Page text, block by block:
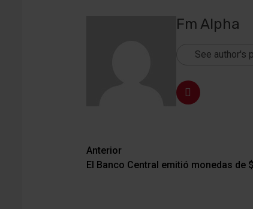
Fm Alpha
See author's
Navegación
de
Anterior
El Banco Central emitió monedas de